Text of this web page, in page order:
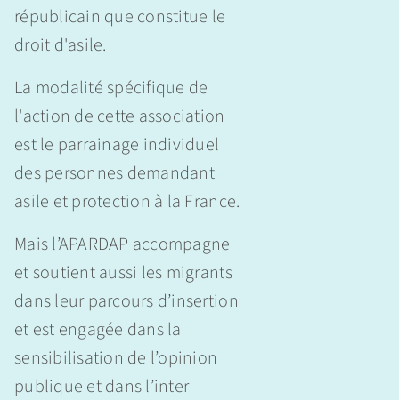
républicain que constitue le
droit d'asile.
La modalité spécifique de
l'action de cette association
est le parrainage individuel
des personnes demandant
asile et protection à la France.
Mais l’APARDAP accompagne
et soutient aussi les migrants
dans leur parcours d’insertion
et est engagée dans la
sensibilisation de l’opinion
publique et dans l’inter